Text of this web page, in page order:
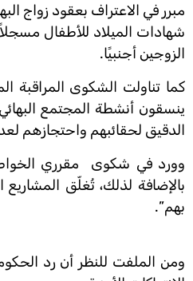
مبرر في الاعتراف بعقود زواج
شهادات الميلاد للأطفال مسجلاً
الزوجين أجنبيًا.
كما تناولت الشكوى المراقبة
ينسقون أنشطة المجتمع
الدقيق لحقائبهم واحتجازهم
وورد في شكوى مقرري
بالإضافة لذلك، تُغلّق
بهم”.
ومن الملفت للنظر أن رد